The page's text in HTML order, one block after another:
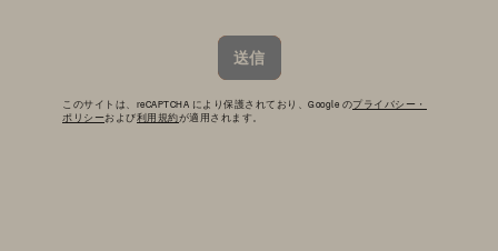
送信
このサイトは、reCAPTCHA により保護されており、Google のプライバシー・
ポリシーおよび利用規約が適用されます。